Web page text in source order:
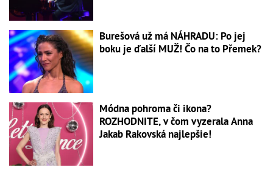
Burešová už má NÁHRADU: Po jej
boku je ďalší MUŽ! Čo na to Přemek?
Módna pohroma či ikona?
ROZHODNITE, v čom vyzerala Anna
Jakab Rakovská najlepšie!